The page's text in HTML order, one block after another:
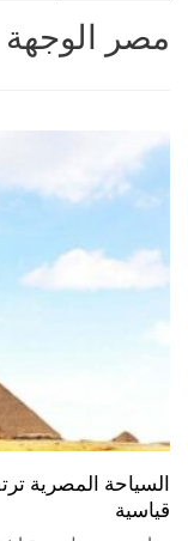
مصر الوجهة
قياسية